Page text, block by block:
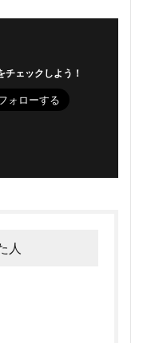
チェックしよう！
人